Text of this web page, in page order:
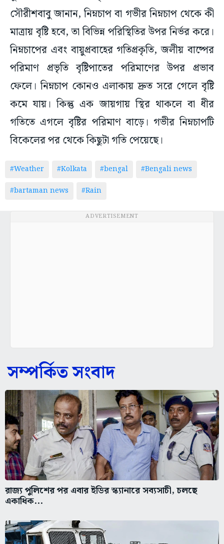
সৌরীশবাবু জানান, নিম্নচাপ বা গভীর নিম্নচাপ থেকে কী
মাত্রায় বৃষ্টি হবে, তা বিভিন্ন পরিস্থিতির উপর নির্ভর করে।
নিম্নচাপের এবং বায়ুপ্রবাহের গতিপ্রকৃতি, জলীয় বাষ্পের
পরিমাণ প্রভৃতি বৃষ্টিপাতের পরিমাণের উপর প্রভাব
ফেলে। নিম্নচাপ কোনও এলাকায় দ্রুত সরে গেলে বৃষ্টি
কমে যায়। কিন্তু এক জায়গায় স্থির থাকলে বা ধীর
গতিতে এগলে বৃষ্টির পরিমাণ বাড়ে। গভীর নিম্নচাপটি
বিকেলের পর থেকে কিছুটা গতি পেয়েছে।
#Weather #Kolkata #bengal
#Bengali news
#bartaman news
#Rain
ADVERTISEMENT
সম্পর্কিত সংবাদ
রাজ্য পুলিশের পর এবার ইডির স্ক্যানারে সব্যসাচী, চলছে
একাধিক...